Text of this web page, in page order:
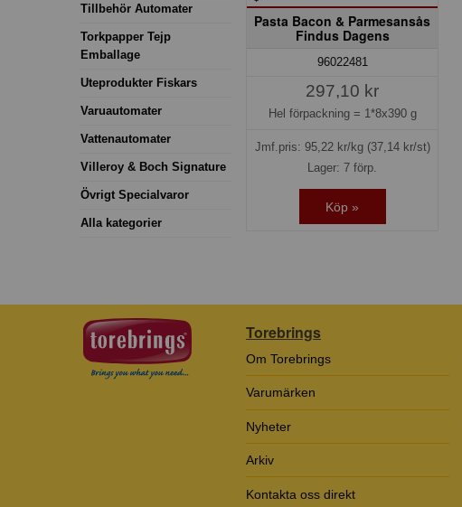
Tillbehör Automater
Torkpapper Tejp
Emballage
Uteprodukter Fiskars
Varuautomater
Vattenautomater
Villeroy & Boch Signature
Övrigt Specialvaror
Alla kategorier
Pasta Bacon & Parmesansås
Findus Dagens
96022481
297,10 kr
Hel förpackning = 1*8x390 g
Jmf.pris: 95,22kr/kg (37,14 kr/st)
Lager: 7 förp.
Köp »
Torebrings
Om Torebrings
Varumärken
Nyheter
Arkiv
Kontakta oss direkt